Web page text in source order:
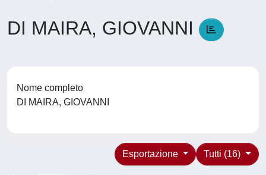
DI MAIRA, GIOVANNI
Nome completo
DI MAIRA, GIOVANNI
Tutti (16)
Esportazione